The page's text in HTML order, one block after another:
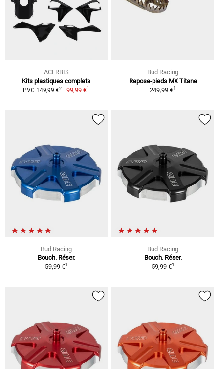
ACERBIS
Kits plastiques complets
PVC 149,99 €2 99,99 €1
Bud Racing
Repose-pieds MX Titane
249,99 €1
Bud Racing
Bouch. Réser.
59,99 €1
Bud Racing
Bouch. Réser.
59,99 €1